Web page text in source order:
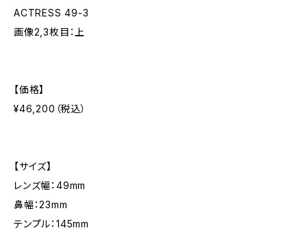
ACTRESS 49-3
画像2,3枚目：上
【価格】
¥46,200（税込）
【サイズ】
レンズ幅：49mm
鼻幅：23mm
テンプル：145mm